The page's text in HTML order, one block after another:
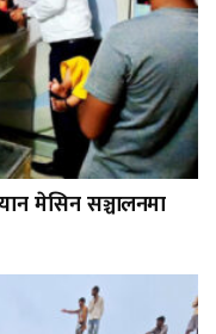
मेसिन सञ्चालनमा